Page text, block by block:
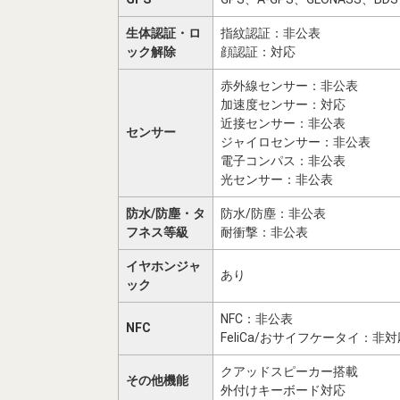
生体認証・ロ
ック解除
指紋認証：非公表
顔認証：対応
センサー
赤外線センサー：非公表
加速度センサー：対応
近接センサー：非公表
ジャイロセンサー：非公表
電子コンパス：非公表
光センサー：非公表
防水/防塵・タ
フネス等級
防水/防塵：非公表
耐衝撃：非公表
イヤホンジャ
ック
あり
NFC
NFC：非公表
FeliCa/おサイフケータイ：非対
その他機能
クアッドスピーカー搭載
外付けキーボード対応